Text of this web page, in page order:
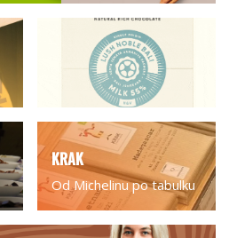
KRAK
Od Michelinu po tabulku